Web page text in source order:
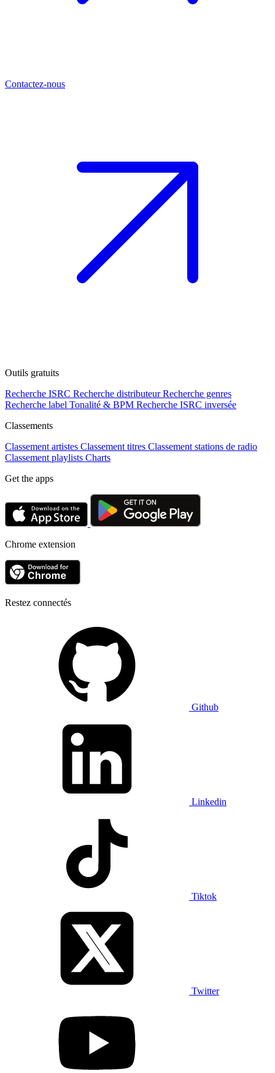
Contactez-nous
Outils gratuits
Recherche ISRC Recherche distributeur Recherche genres
Recherche label Tonalité & BPM Recherche ISRC inversée
Classements
Classement artistes Classement titres Classement stations de radio
Classement playlists Charts
Get the apps
Chrome extension
Restez connectés
Github
Linkedin
Tiktok
Twitter